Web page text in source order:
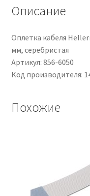
L.
1.5m
Описание
Оплетка кабеля
мм, серебристая
Артикул: 856-6050
Код производителя:
Похожие